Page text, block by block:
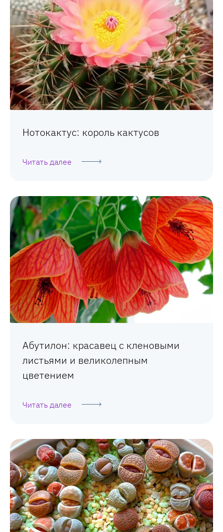
Нотокактус: король кактусов
Читать далее
Абутилон: красавец с кленовыми
листьями и великолепным
цветением
Читать далее